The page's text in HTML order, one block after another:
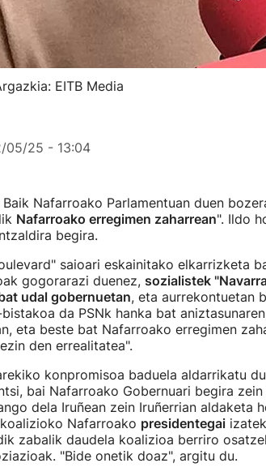
EITB Media
05/25 - 13:04
Baik Nafarroako Parlamentuan duen
Nafarroako erregimen zaharrean". Ildo
begira.
saioari eskainitako elkarrizketa
gogorarazi duenez, sozialistek
udal gobernuetan, eta aurrekontuetan
da PSNk hanka bat
eta beste bat Nafarroako erregimen
den errealitatea".
konpromisoa baduela aldarrikatu
bai Nafarroako Gobernuari begira
dela Iruñean zein Iruñerrian aldaketa
Nafarroako presidentegai
zabalik daudela koalizioa berriro
"Bide onetik doaz", argitu du.